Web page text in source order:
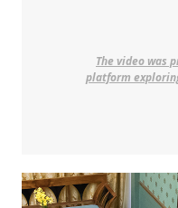
The video was
platform